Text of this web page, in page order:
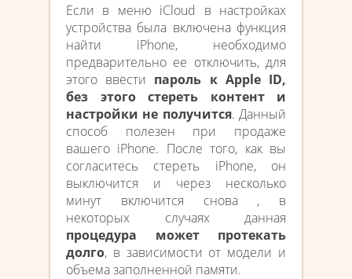
Если в меню iCloud в настройках
устройства была включена функция
найти iPhone, необходимо
предварительно ее отключить, для
этого ввести пароль к Apple ID,
без этого стереть контент и
настройки не получится. Данный
способ полезен при продаже
вашего iPhone. После того, как вы
согласитесь стереть iPhone, он
выключится и через несколько
минут включится снова , в
некоторых случаях данная
процедура может протекать
долго, в зависимости от модели и
объема заполненной памяти.